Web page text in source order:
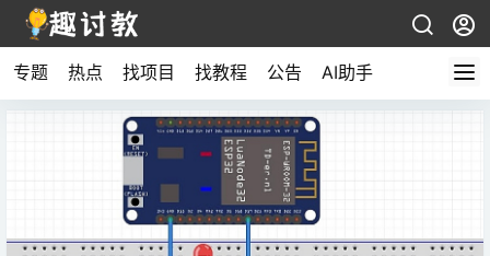
专题 热点 找项目 找教程 公告 AI助手